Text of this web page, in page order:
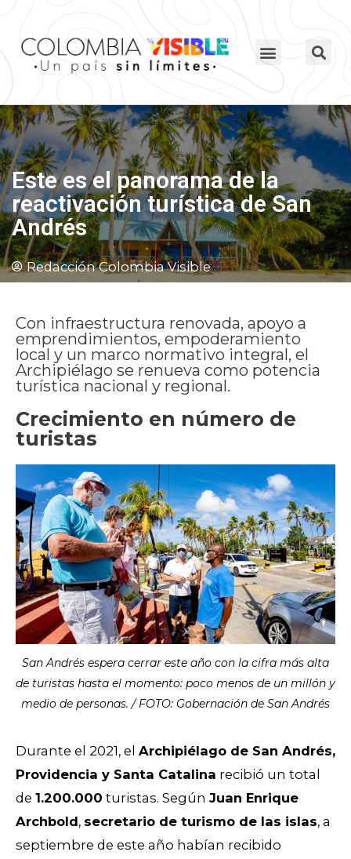
Este es el panorama de la
reactivación turística de San
Andrés
Redacción Colombia Visible
Con infraestructura renovada, apoyo a
emprendimientos, empoderamiento
local y un marco normativo integral, el
Archipiélago se renueva como potencia
turística nacional y regional.
Crecimiento en número de
turistas
San Andrés espera cerrar este año con la cifra más alta
de turistas hasta el momento: poco menos de un millón y
medio de personas. / FOTO: Gobernación de San Andrés
Durante el 2021, el Archipiélago de San Andrés,
Providencia y Santa Catalina recibió un total
de 1.200.000 turistas. Según Juan Enrique
Archbold, secretario de turismo de las islas, a
septiembre de este año habían recibido